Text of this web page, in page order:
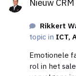
een
hier zeker
kennen. Ook is er vaak de verwarring dat een
freelance
Sommigen
Duitsland
Nieuw
Rikkert
topic in ICT,
Emotionele
rol in het